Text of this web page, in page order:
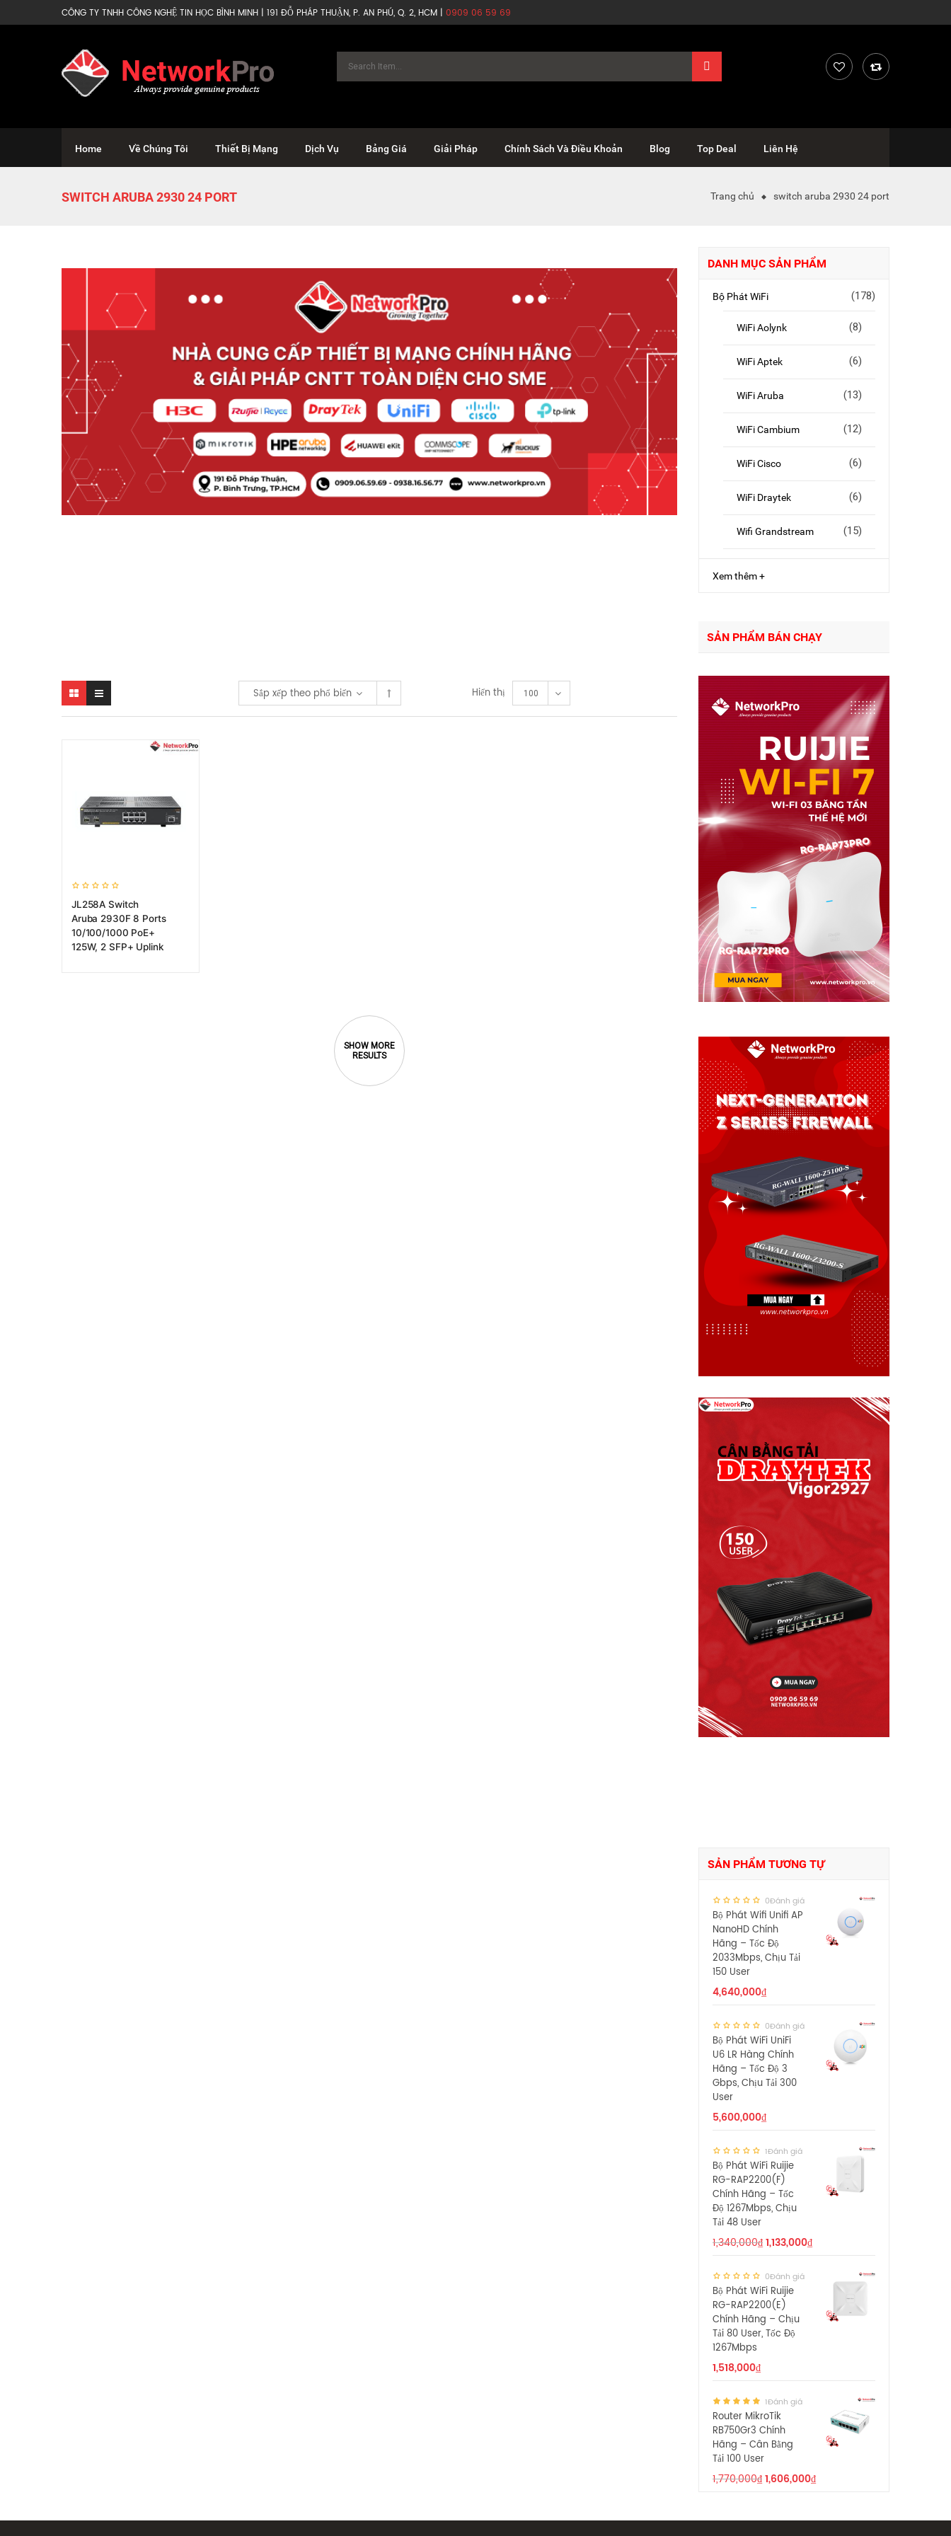
CÔNG TY TNHH CÔNG NGHỆ TIN HỌC BÌNH MINH | 191 ĐỖ PHÁP THUẬN, P. AN PHÚ, Q. 2, HCM | 0909 06 59 69
Home Về Chúng Tôi Thiết Bị Mạng Dịch Vụ Bảng Giá Giải Pháp Chính Sách Và Điều Khoản Blog Top Deal Liên Hệ
SWITCH ARUBA 2930 24 PORT Trang chủ switch aruba 2930 24 port
Sắp xếp theo phổ biến Hiển thị 100
JL258A Switch
Aruba 2930F 8 Ports
10/100/1000 PoE+
125W, 2 SFP+ Uplink
DANH MỤC SẢN PHẨM
Bộ Phát WiFi (178)
WiFi Aolynk (8)
WiFi Aptek (6)
WiFi Aruba (13)
WiFi Cambium (12)
WiFi Cisco (6)
WiFi Draytek (6)
Wifi Grandstream (15)
Xem thêm +
SẢN PHẨM BÁN CHẠY
SẢN PHẨM TƯƠNG TỰ
0Đánh giá
Bộ Phát Wifi Unifi AP
NanoHD Chính
Hãng – Tốc Độ
2033Mbps, Chịu Tải
150 User
4,640,000₫
0Đánh giá
Bộ Phát WiFi UniFi
U6 LR Hàng Chính
Hãng – Tốc Độ 3
Gbps, Chịu Tải 300
User
5,600,000₫
1Đánh giá
Bộ Phát WiFi Ruijie
RG-RAP2200(F)
Chính Hãng – Tốc
Độ 1267Mbps, Chịu
Tải 48 User
1,340,000₫1,133,000₫
0Đánh giá
Bộ Phát WiFi Ruijie
RG-RAP2200(E)
Chính Hãng – Chịu
Tải 80 User, Tốc Độ
1267Mbps
1,518,000₫
1Đánh giá
Router MikroTik
RB750Gr3 Chính
Hãng – Cân Bằng
Tải 100 User
1,770,000₫1,606,000₫